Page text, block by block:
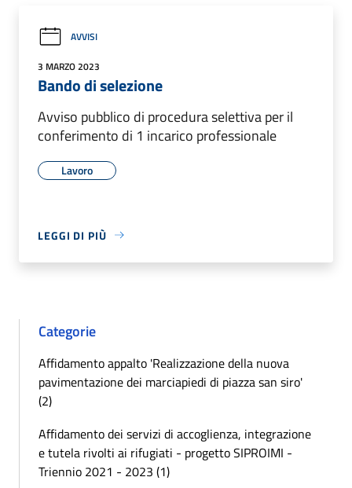
AVVISI
3 MARZO 2023
Bando di selezione
Avviso pubblico di procedura selettiva per il
conferimento di 1 incarico professionale
Lavoro
LEGGI DI PIÙ
Categorie
Affidamento appalto 'Realizzazione della nuova
pavimentazione dei marciapiedi di piazza san siro'
(2)
Affidamento dei servizi di accoglienza, integrazione
e tutela rivolti ai rifugiati - progetto SIPROIMI -
Triennio 2021 - 2023 (1)